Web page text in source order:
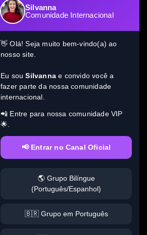
Silvanna
Comunidade Internacional
👋 Olá! Seja muito bem-vindo(a) ao
nosso site.
Eu souSilvanna e convido você a
fazer parte da nossa comunidade
internacional.
📲 Entre para nossa comunidade VIP
🌟.
📢 Entrar no Canal Oficial
🌎 Grupo Bilíngue
(Português/Espanhol)
🇧🇷 Grupo em Português